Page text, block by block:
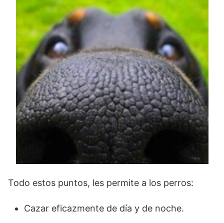
Todo estos puntos, les permite a los perros:
Cazar eficazmente de día y de noche.